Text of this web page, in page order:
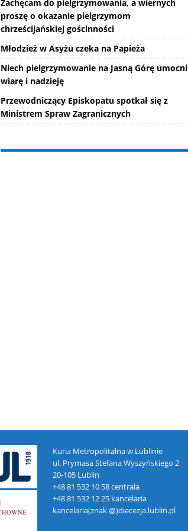
Zachęcam do pielgrzymowania, a wiernych
proszę o okazanie pielgrzymom
chrześcijańskiej gościnności
Młodzież w Asyżu czeka na Papieża
Niech pielgrzymowanie na Jasną Górę umocni
wiarę i nadzieję
Przewodniczący Episkopatu spotkał się z
Ministrem Spraw Zagranicznych
Kuria Metropolitalna w Lublinie
ul. Prymasa Stefana Wyszyńskiego 2
20-105 Lublin
+48 81 532 10 58 centrala
+48 81 532 12 25 kancelaria
kancelaria(znak @)diecezja.lublin.pl